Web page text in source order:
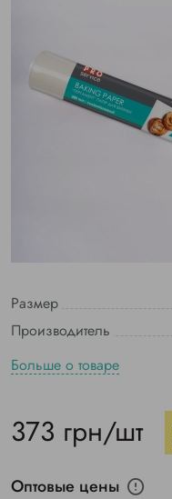
Размер
Производитель
Больше о товаре
373 грн/шт
Оптовые цены